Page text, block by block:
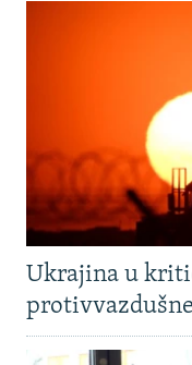
Ukrajina u